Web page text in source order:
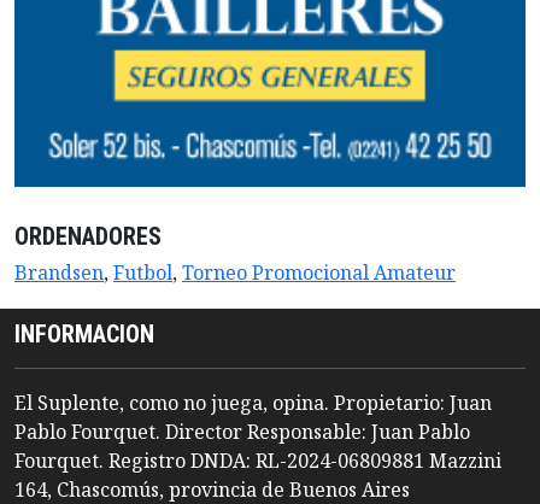
ORDENADORES
Brandsen,Futbol,Torneo Promocional Amateur
INFORMACION
El Suplente, como no juega, opina. Propietario: Juan
Pablo Fourquet. Director Responsable: Juan Pablo
Fourquet. Registro DNDA: RL-2024-06809881 Mazzini
164, Chascomús, provincia de Buenos Aires